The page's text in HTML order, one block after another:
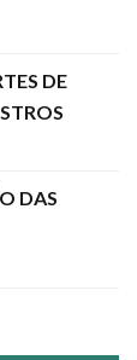
DE
DAS